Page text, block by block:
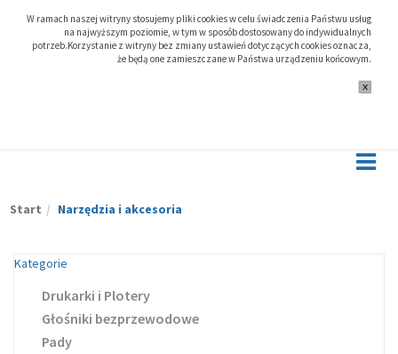
W ramach naszej witryny stosujemy pliki cookies w celu świadczenia Państwu usług
na najwyższym poziomie, w tym w sposób dostosowany do indywidualnych
potrzeb.Korzystanie z witryny bez zmiany ustawień dotyczących cookies oznacza,
że będą one zamieszczane w Państwa urządzeniu końcowym.
Start Narzędzia i akcesoria
Kategorie
Drukarki i Plotery
Głośniki bezprzewodowe
Pady